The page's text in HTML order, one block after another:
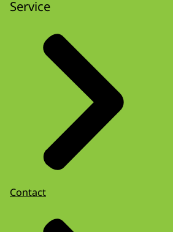
Service
Contact